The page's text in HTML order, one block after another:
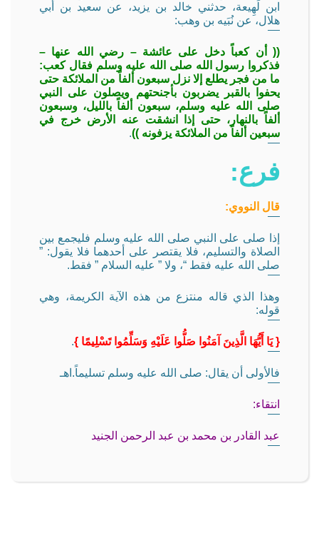
ابن لَهِيعة، حدثني خالد بن يزيد، عن سعيد بن أبي
هلال، عن نُبَيه بن وهب:
(( أن كعباً دخل على عائشة – رضي الله عنها –
فذكروا رسول الله صلى الله عليه وسلم فقال كعب:
ما من فجر يطلع إلا نزل سبعون ألفاً من الملائكة حتى
يحفوا بالقبر يضربون بأجنحتهم ويصلون على النبي
صلى الله عليه وسلم، سبعون ألفاً بالليل، وسبعون
ألفاً بالنهار، حتى إذا انشقت عنه الأرض خرج في
سبعين ألفاً من الملائكة يزفونه )).
فرع:
قال النووي:
إذا صلى على النبي صلى الله عليه وسلم فليجمع بين
الصلاة والتسليم، فلا يقتصر على أحدهما فلا يقول: ”
صلى الله عليه فقط “، ولا ” عليه السلام ” فقط.
وهذا الذي قاله منتزع من هذه الآية الكريمة، وهي
قوله:
{ يَا أَيُّهَا الَّذِينَ آمَنُوا صَلُّوا عَلَيْهِ وَسَلِّمُوا تَسْلِيمًا }.
فالأولى أن يقال: صلى الله عليه وسلم تسليماً.اهـ
انتقاء:
عبد القادر بن محمد بن عبد الرحمن الجنيد